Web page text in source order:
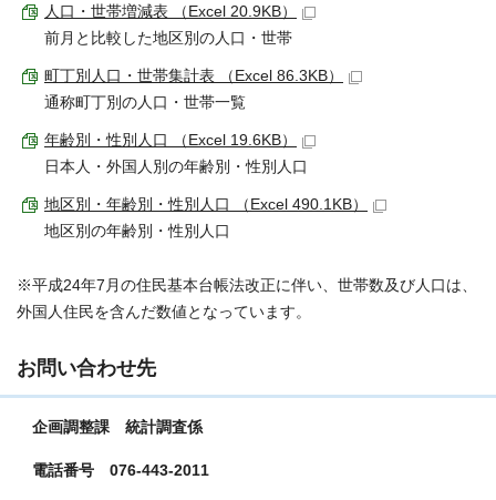
人口・世帯増減表 （Excel 20.9KB）
前月と比較した地区別の人口・世帯
町丁別人口・世帯集計表 （Excel 86.3KB）
通称町丁別の人口・世帯一覧
年齢別・性別人口 （Excel 19.6KB）
日本人・外国人別の年齢別・性別人口
地区別・年齢別・性別人口 （Excel 490.1KB）
地区別の年齢別・性別人口
※平成24年7月の住民基本台帳法改正に伴い、世帯数及び人口は、
外国人住民を含んだ数値となっています。
お問い合わせ先
企画調整課 統計調査係
電話番号 076-443-2011